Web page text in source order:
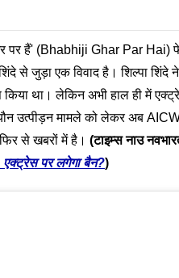
पर हैं' (Bhabhiji Ghar Par Hai)
से जुड़ा एक विवाद है। शिल्पा
था। लेकिन अभी हाल ही में
उत्पीड़न मामले को लेकर अब
से खबरों में है। (टाइम्स नाउ
पर लगेगा बैन?)